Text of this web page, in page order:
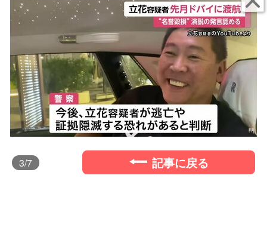
3/7 記事に戻る